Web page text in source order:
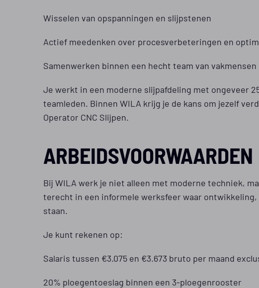
Wisselen van opspanningen en slijpstenen
Actief meedenken over procesverbeteringen en
Samenwerken binnen een hecht team van vakmensen
Je werkt in een moderne slijpafdeling met ongeveer
teamleden. Binnen WILA krijg je de kans om jezelf
Operator CNC Slijpen.
ARBEIDSVOORWAARDEN
Bij WILA werk je niet alleen met moderne techniek,
terecht in een informele werksfeer waar
staan.
Je kunt rekenen op:
Salaris tussen €3.075 en €3.673 bruto per maand
20% ploegentoeslag binnen een 3-ploegenrooster